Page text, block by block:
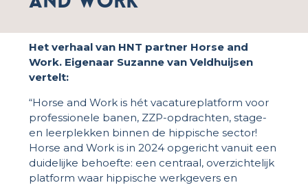
Het verhaal van HNT partner Horse and
Work. Eigenaar Suzanne van Veldhuijsen
vertelt:
“Horse and Work is hét vacatureplatform voor
professionele banen, ZZP-opdrachten, stage-
en leerplekken binnen de hippische sector!
Horse and Work is in 2024 opgericht vanuit een
duidelijke behoefte: een centraal, overzichtelijk
platform waar hippische werkgevers en